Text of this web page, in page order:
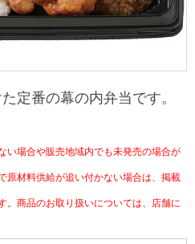
ード
せ
スの重点課題
ネットショッピング
定番の幕の内弁当です。
い場合や販売地域内でも未発売の場合が
原材料供給が追い付かない場合は、掲載
。商品のお取り扱いについては、店舗に